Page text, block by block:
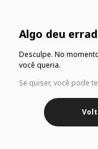
Algo deu
Desculpe. No
você queria.
Se quiser, você pode